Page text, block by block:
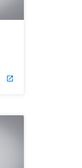
launch